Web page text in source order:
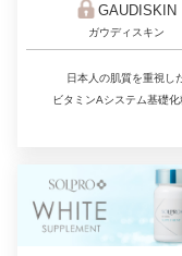
GAUDISKIN
ガウディスキン
日本人の肌質を重視し
ビタミンAシステム基礎化